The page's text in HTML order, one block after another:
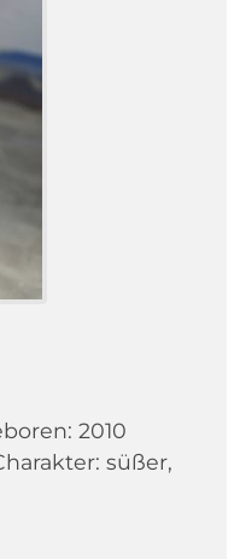
2010
süßer,